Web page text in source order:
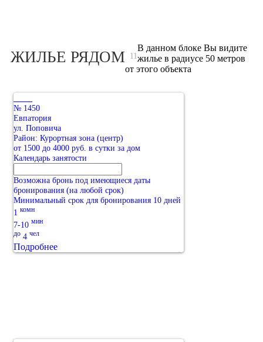
ЖИЛЬЕ РЯДОМ 11
В данном блоке Вы видите
жилье в радиусе 50 метров
от этого объекта
№ 1450
Евпатория
ул. Поповича
Район: Курортная зона (центр)
от 1500 до 4000 руб. в сутки за дом
Календарь занятости
Возможна бронь под имеющиеся даты
бронирования (на любой срок)
Минимальный срок для бронирования 10 дней
1 комн
7-10 мин
до 4 чел
Подробнее